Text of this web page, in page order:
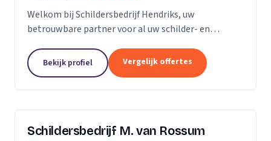
Welkom bij Schildersbedrijf Hendriks, uw
betrouwbare partner voor al uw schilder- en
de branche, onderscheiden we ons door onze
expertise en toewijding...
Bekijk profiel Vergelijk offertes
Schildersbedrijf M. van Rossum